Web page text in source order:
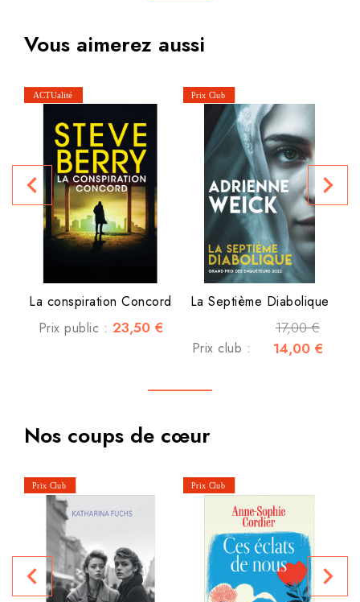
Vous aimerez aussi
La conspiration Concord
Prix public : 23,50 €
La Septième Diabolique
17,00 €
Prix club : 14,00 €
navigate_before navigate_next
Nos coups de cœur
navigate_before navigate_next